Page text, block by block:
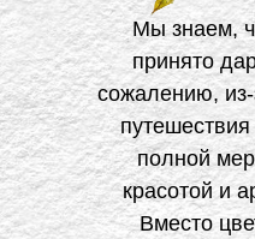
Мы знаем,
принято
сожалению, из-
полной
красотой и
Вместо